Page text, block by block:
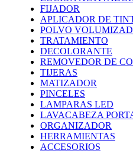
FIJADOR
APLICADOR DE
POLVO
TRATAMIENTO
DECOLORANTE
REMOVEDOR DE
TIJERAS
MATIZADOR
PINCELES
LAMPARAS LED
LAVACABEZA
ORGANIZADOR
HERRAMIENTAS
ACCESORIOS